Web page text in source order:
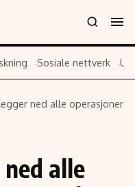
Sosiale nettverk
ned alle operasjoner
alle